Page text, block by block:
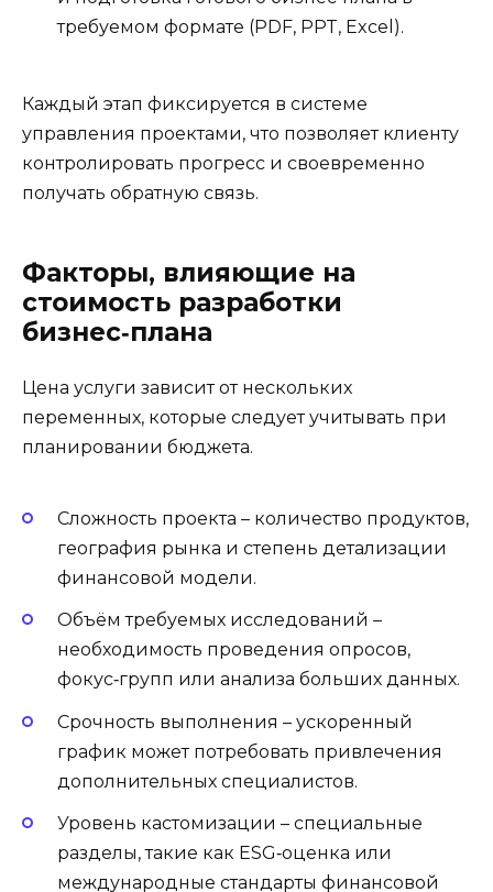
требуемом формате (PDF, PPT, Excel).
Каждый этап фиксируется в системе
управления проектами, что позволяет клиенту
контролировать прогресс и своевременно
получать обратную связь.
Факторы, влияющие на
стоимость разработки
бизнес‑плана
Цена услуги зависит от нескольких
переменных, которые следует учитывать при
планировании бюджета.
Сложность проекта – количество продуктов,
география рынка и степень детализации
финансовой модели.
Объём требуемых исследований –
необходимость проведения опросов,
фокус‑групп или анализа больших данных.
Срочность выполнения – ускоренный
график может потребовать привлечения
дополнительных специалистов.
Уровень кастомизации – специальные
разделы, такие как ESG‑оценка или
международные стандарты финансовой